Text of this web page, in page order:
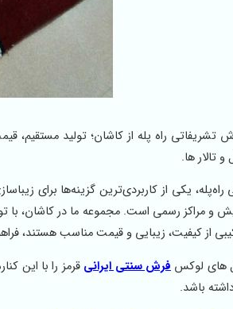
تشریفاتی راه پله از کاشان؛ تولید
تالار ها.
یکی از کاربردی‌ترین گزینه‌ها برای
و مراکز رسمی است. مجموعه ما در کاشان، با
از کیفیت، زیبایی و قیمت مناسب هستند،
های لوکسفرش سنتی ایرانی قرمز را با این
باشد.